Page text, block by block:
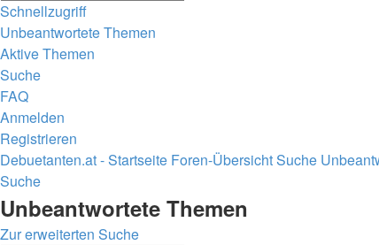
Schnellzugriff
Unbeantwortete Themen
Aktive Themen
Suche
FAQ
Anmelden
Registrieren
Debuetanten.at - Startseite Foren-ÜbersichtSuche
Suche
Unbeantwortete Themen
Zur erweiterten Suche